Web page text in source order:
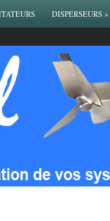
DISPERSEURS »